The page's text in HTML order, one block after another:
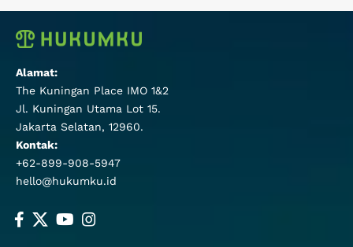
Alamat:
The Kuningan Place IMO 1&2
Jl. Kuningan Utama Lot 15.
Jakarta Selatan, 12960.
Kontak:
+62-899-908-5947
hello@hukumku.id